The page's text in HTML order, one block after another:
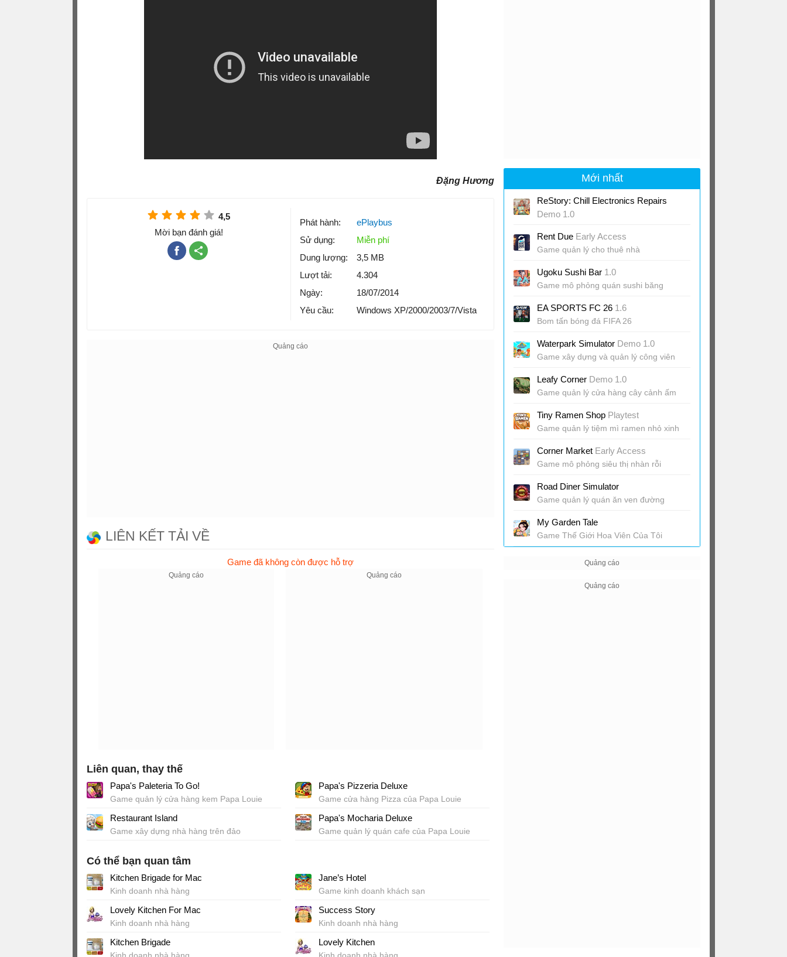
Đặng Hương
4,5
Mời bạn đánh giá!
Phát hành:
ePlaybus
Sử dụng:
Miễn phí
Dung lượng:
3,5 MB
Lượt tải:
4.304
Ngày:
18/07/2014
Yêu cầu:
Windows XP/2000/2003/7/Vista
LIÊN KẾT TẢI VỀ
Game đã không còn được hỗ trợ
Liên quan, thay thế
Papa's Paleteria To Go!
Game quản lý cửa hàng kem Papa Louie
Restaurant Island
Game xây dựng nhà hàng trên đảo
Papa's Pizzeria Deluxe
Game cửa hàng Pizza của Papa Louie
Papa's Mocharia Deluxe
Game quản lý quán cafe của Papa Louie
Có thể bạn quan tâm
Kitchen Brigade for Mac
Kinh doanh nhà hàng
Lovely Kitchen For Mac
Kinh doanh nhà hàng
Kitchen Brigade
Kinh doanh nhà hàng
Jane’s Hotel
Game kinh doanh khách sạn
Success Story
Kinh doanh nhà hàng
Lovely Kitchen
Kinh doanh nhà hàng
Mới nhất
ReStory: Chill Electronics Repairs
Demo 1.0
Rent Due Early Access
Game quản lý cho thuê nhà
Ugoku Sushi Bar 1.0
Game mô phỏng quán sushi băng
EA SPORTS FC 26 1.6
Bom tấn bóng đá FIFA 26
Waterpark Simulator Demo 1.0
Game xây dựng và quản lý công viên
Leafy Corner Demo 1.0
Game quản lý cửa hàng cây cảnh ấm
Tiny Ramen Shop Playtest
Game quản lý tiệm mì ramen nhỏ xinh
Corner Market Early Access
Game mô phỏng siêu thị nhàn rỗi
Road Diner Simulator
Game quản lý quán ăn ven đường
My Garden Tale
Game Thế Giới Hoa Viên Của Tôi